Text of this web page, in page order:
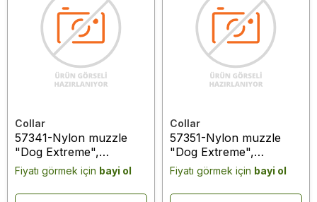
Collar
57341-Nylon muzzle
"Dog Extreme",
adjustable #1 (A:14-
20cm) (yorkshire terrier,
pudel, cocker spaniel,
Fiyatı görmek için bayi ol
Collar
57351-Nylon muzzle
"Dog Extreme",
adjustable #2 (A:19-
26cm) (shepherd dog,
dobermann, dalmatinac,
Fiyatı görmek için bayi ol